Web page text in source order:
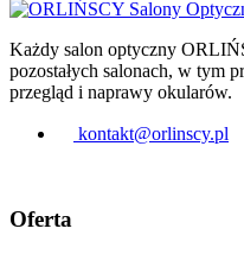
Każdy salon optyczny
pozostałych salonach, w tym
przegląd i naprawy okularów.
kontakt@orlinscy.pl
Oferta